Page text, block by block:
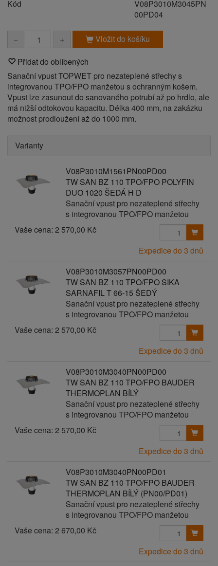
Kód
V08P3010M3045PN
00PD04
− + Vložit do košíku
Přidat do oblíbených
Sanační vpust TOPWET pro nezateplené střechy s
integrovanou TPO/FPO manžetou s ochranným košem.
Vpust lze zasunout do sanovaného potrubí až po hrdlo, ale
má nižší odtokovou kapacitu. Délka 400 mm, na zakázku
možnost prodloužení až do 1000 mm.
Varianty
V08P3010M1561PN00PD00
TW SAN BZ 110 TPO/FPO POLYFIN
DUO 1020 ŠEDÁ H D
Sanační vpust pro nezateplené střechy
s integrovanou TPO/FPO manžetou
Vaše cena: 2 570,00 Kč
Expedice do 3 dnů
V08P3010M3057PN00PD00
TW SAN BZ 110 TPO/FPO SIKA
SARNAFIL T 66-15 ŠEDÝ
Sanační vpust pro nezateplené střechy
s integrovanou TPO/FPO manžetou
Vaše cena: 2 570,00 Kč
Expedice do 3 dnů
V08P3010M3040PN00PD00
TW SAN BZ 110 TPO/FPO BAUDER
THERMOPLAN BÍLÝ
Sanační vpust pro nezateplené střechy
s integrovanou TPO/FPO manžetou
Vaše cena: 2 570,00 Kč
Expedice do 3 dnů
V08P3010M3040PN00PD01
TW SAN BZ 110 TPO/FPO BAUDER
THERMOPLAN BÍLÝ (PN00/PD01)
Sanační vpust pro nezateplené střechy
s integrovanou TPO/FPO manžetou
Vaše cena: 2 670,00 Kč
Expedice do 3 dnů